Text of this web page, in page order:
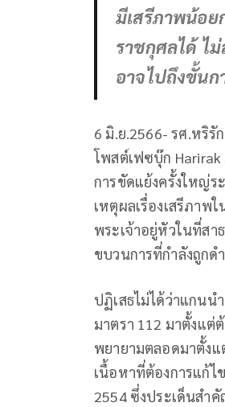
มีเสรีภาพน้อย
ราชกุศลได้ ไ
อาจไปถึงขั้น
6 มิ.ย.2566- รศ.หริ
โพสต์เฟซบุ๊ก
การขัดแย้งครั้งใหญ่ร
เหตุผลเรื่องเสรีภาพ
พระเจ้าอยู่หัวในที่สา
ขบวนการที่กำลังถูก
ปฏิเสธไม่ได้ว่าแกนน
มาตรา 112 มาตั้งแต่
พยายามตลอดมาตั้งแ
เนื้อหาที่ต้องการแก้ไ
2554 ซึ่งประเด็นสำ